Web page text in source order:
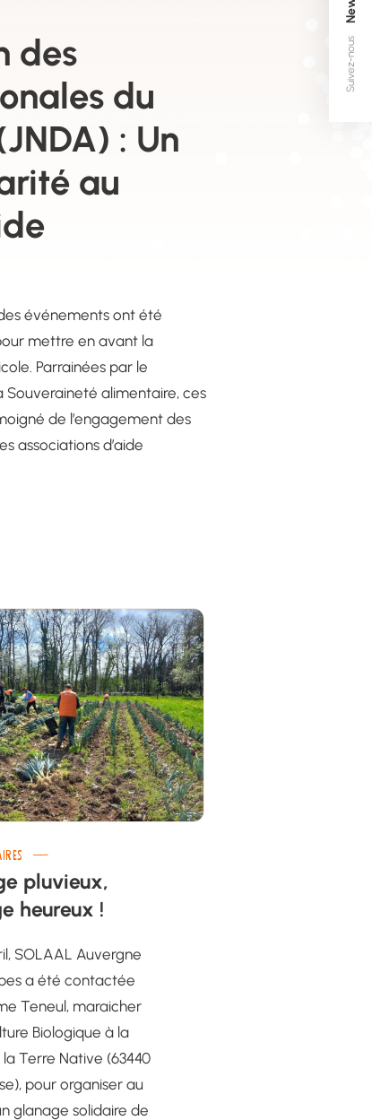
Suivez-nous
des
du
: Un
au
événements ont été
mettre en avant la
Parrainées par le
Souveraineté alimentaire, ces
de l’engagement des
associations d’aide
pluvieux,
heureux !
SOLAAL Auvergne
a été contactée
Teneul, maraicher
Biologique à la
Terre Native (63440
pour organiser au
glanage solidaire de